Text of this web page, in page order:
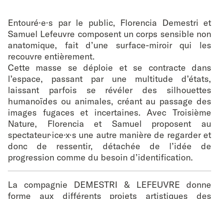
Entouré·e·s par le public, Florencia Demestri et
Samuel Lefeuvre composent un corps sensible non
anatomique, fait d’une surface-miroir qui les
recouvre entièrement.
Cette masse se déploie et se contracte dans
l’espace, passant par une multitude d’états,
laissant parfois se révéler des silhouettes
humanoïdes ou animales, créant au passage des
images fugaces et incertaines. Avec Troisième
Nature, Florencia et Samuel proposent au
spectateur·ice·x·s une autre manière de regarder et
donc de ressentir, détachée de l’idée de
progression comme du besoin d’identification.
La compagnie DEMESTRI & LEFEUVRE donne
forme aux différents projets artistiques des